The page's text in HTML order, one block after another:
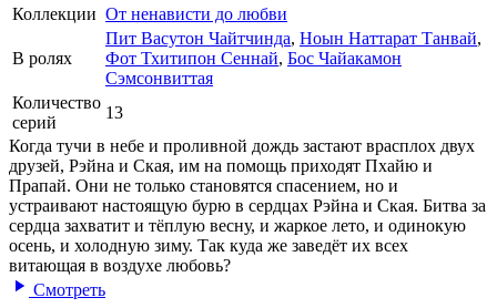
Коллекции От ненависти до любви
В ролях
Пит Васутон Чайтчинда, Ноын Наттарат Танвай,
Фот Тхитипон Сеннай, Бос Чайакамон
Сэмсонвиттая
Количество
серий
13
Когда тучи в небе и проливной дождь застают врасплох двух
друзей, Рэйна и Ская, им на помощь приходят Пхайю и
Прапай. Они не только становятся спасением, но и
устраивают настоящую бурю в сердцах Рэйна и Ская. Битва за
сердца захватит и тёплую весну, и жаркое лето, и одинокую
осень, и холодную зиму. Так куда же заведёт их всех
витающая в воздухе любовь?
Смотреть